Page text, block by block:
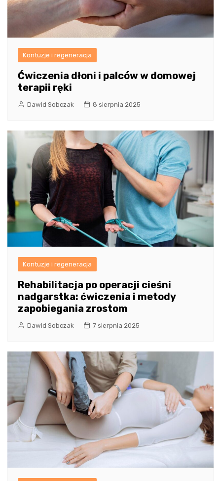
Kontuzje i regeneracja
Ćwiczenia dłoni i palców w domowej
terapii ręki
Dawid Sobczak 8 sierpnia 2025
Kontuzje i regeneracja
Rehabilitacja po operacji cieśni
nadgarstka: ćwiczenia i metody
zapobiegania zrostom
Dawid Sobczak 7 sierpnia 2025